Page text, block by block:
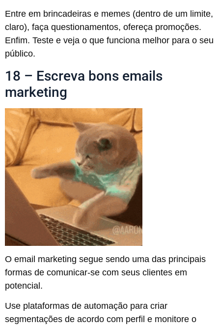
Entre em brincadeiras e memes (dentro de um limite,
claro), faça questionamentos, ofereça promoções.
Enfim. Teste e veja o que funciona melhor para o seu
público.
18 – Escreva bons emails
marketing
O email marketing segue sendo uma das principais
formas de comunicar-se com seus clientes em
potencial.
Use plataformas de automação para criar
segmentações de acordo com perfil e monitore o